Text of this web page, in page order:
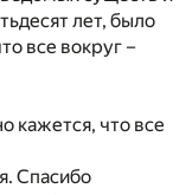
лет, было
все вокруг –
кажется, что все
Спасибо